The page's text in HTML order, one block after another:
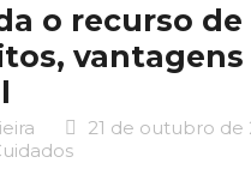
o recurso de
vantagens
21 de outubro de